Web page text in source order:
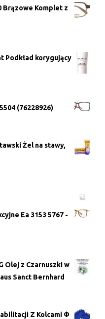
Brązowe Komplet z
Podkład korygujący
(76228926)
Żel na stawy,
Ea 3153 5767 -
Olej z Czarnuszki w
Sanct Bernhard
Z Kolcami Φ